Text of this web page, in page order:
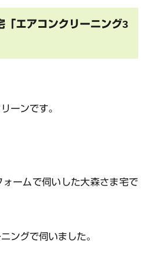
「エアコンクリーニング3
ーンです。
ームで伺いした大森さま宅で
ングで伺いました。